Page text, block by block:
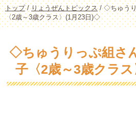
現
在
の
置：
トップ/りょうぜんトピックス /◇ちゅう
〈2歳～3歳クラス〉(1月23日)◇
◇ちゅうりっぷ組さ
子〈2歳～3歳クラ